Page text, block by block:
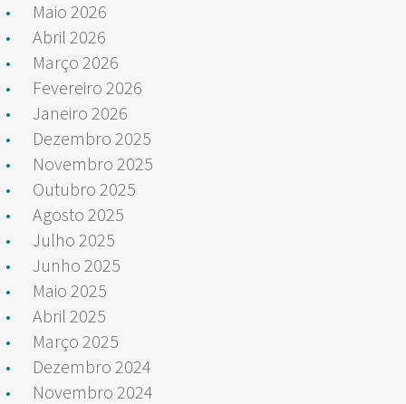
Maio 2026
Abril 2026
Março 2026
Fevereiro 2026
Janeiro 2026
Dezembro 2025
Novembro 2025
Outubro 2025
Agosto 2025
Julho 2025
Junho 2025
Maio 2025
Abril 2025
Março 2025
Dezembro 2024
Novembro 2024